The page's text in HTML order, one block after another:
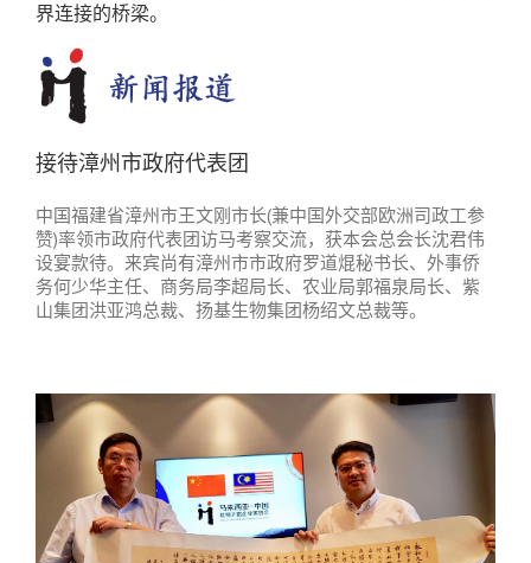
界连接的桥梁。
接待漳州市政府代表团
中国福建省漳州市王文刚市长(兼中国外交部欧洲司政工参
赞)率领市政府代表团访马考察交流，获本会总会长沈君伟
设宴款待。来宾尚有漳州市市政府罗道焜秘书长、外事侨
务何少华主任、商务局李超局长、农业局郭福泉局长、紫
山集团洪亚鸿总裁、扬基生物集团杨绍文总裁等。